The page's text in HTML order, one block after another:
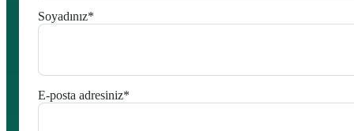
Soyadınız*
E-posta adresiniz*